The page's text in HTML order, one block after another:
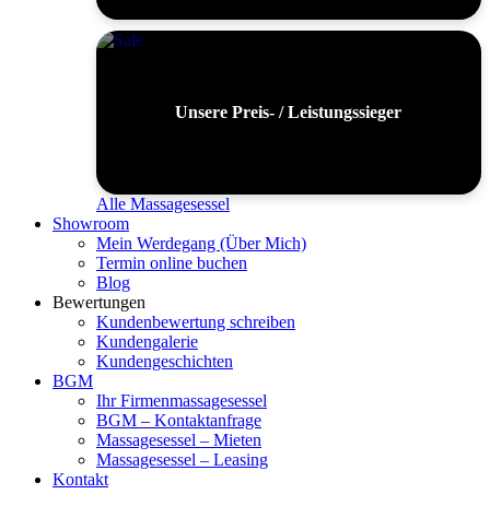
Unsere Preis- / Leistungssieger
Alle Massagesessel
Showroom
Mein Werdegang (Über Mich)
Termin online buchen
Blog
Bewertungen
Kundenbewertung schreiben
Kundengalerie
Kundengeschichten
BGM
Ihr Firmenmassagesessel
BGM – Kontaktanfrage
Massagesessel – Mieten
Massagesessel – Leasing
Kontakt